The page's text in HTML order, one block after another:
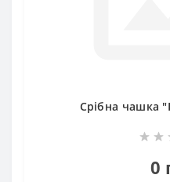
Срібна чашка
0